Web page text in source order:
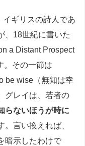
イギリスの詩人であ
、18世紀に書いた
a Distant Prospect
。その一節は
be wise（無知は幸
グレイは、若者の
らないほうが時に
。言い換えれば、
暗示したわけで